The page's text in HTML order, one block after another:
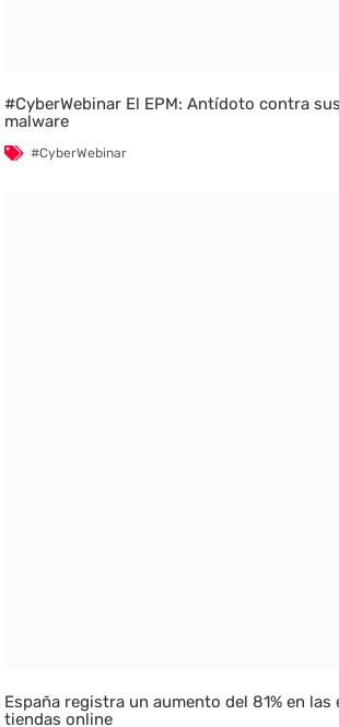
#CyberWebinar El EPM: Antídoto contra
malware
#CyberWebinar
España registra un aumento del 81% en
tiendas online